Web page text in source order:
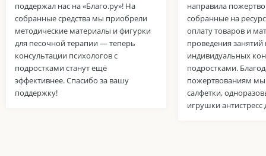
поддержал нас на «Благо.ру»! На
собранные средства мы приобрели
методические материалы и фигурки
для песочной терапии — теперь
консультации психологов с
подростками станут ещё
эффективнее. Спасибо за вашу
поддержку!
направила
собранные на
оплату товаров и
проведения занятий
индивидуальных
подростками.
пожертвованиям
салфетки,
игрушки антистресс